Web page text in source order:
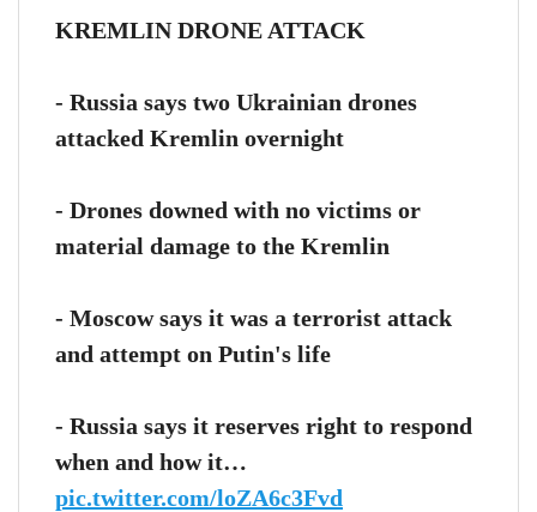
KREMLIN DRONE ATTACK
- Russia says two Ukrainian drones
attacked Kremlin overnight
- Drones downed with no victims or
material damage to the Kremlin
- Moscow says it was a terrorist attack
and attempt on Putin's life
- Russia says it reserves right to respond
when and how it…
pic.twitter.com/loZA6c3Fvd